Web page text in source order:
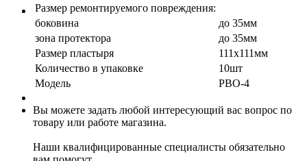
Размер ремонтируемого повреждения:
боковина
до 35мм
зона протектора
до 35мм
Размер пластыря
111х111мм
Количество в упаковке
10шт
Модель
PBO-4
Вы можете задать любой интересующий вас вопрос по
товару или работе магазина.
Наши квалифицированные специалисты обязательно